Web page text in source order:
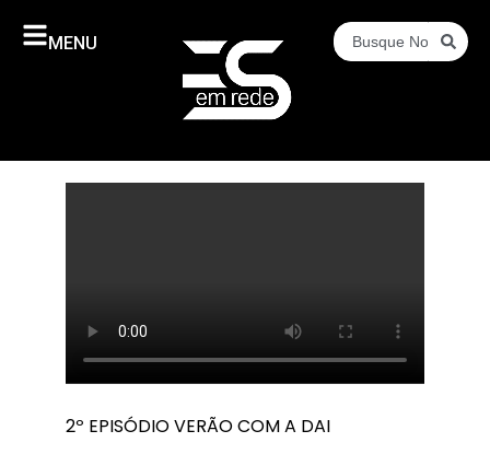
MENU
2º EPISÓDIO VERÃO COM A DAI